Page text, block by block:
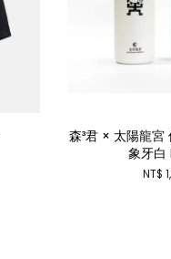
森³君 × 太陽龍宮
象牙白
NT$